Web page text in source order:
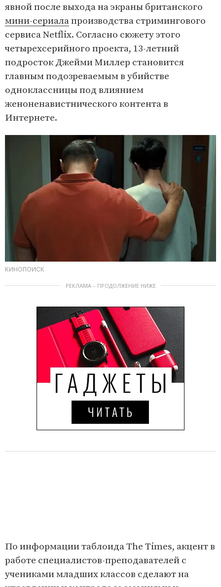
явной после выхода на экраны британского
мини-сериалапроизводства стримингового
сервиса Netflix. Согласно сюжету этого
четырехсерийного проекта, 13-летний
подросток Джейми Миллер становится
главным подозреваемым в убийстве
одноклассницы под влиянием
женоненавистнического контента в
Интернете.
КИНОПОИСК
РЕКЛАМА – ПРОДОЛЖЕНИЕ НИЖЕ
По информации таблоида The Times, акцент в
работе специалистов-преподавателей с
учениками младших классов сделают на